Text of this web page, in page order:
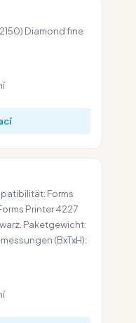
Diamond fine
Forms
Printer 4227
Paketgewicht:
(BxTxH):